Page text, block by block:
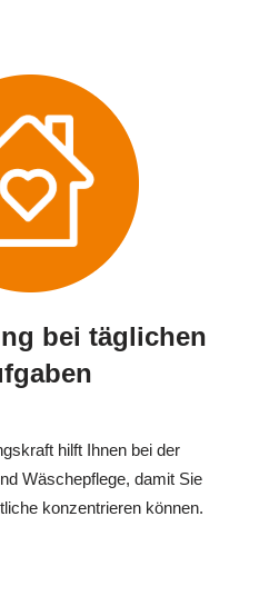
bei täglichen
hilft Ihnen bei der
Wäschepflege, damit Sie
konzentrieren können.